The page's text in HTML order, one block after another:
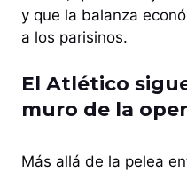
y que la balanza
a los parisinos.
El Atlético
muro de la
Más allá de la pelea